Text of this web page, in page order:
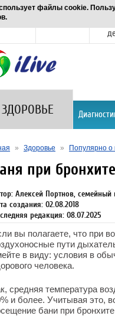
файлы cookie.
ЗДОРОВЬЕ
» Здоровье » Популярно о
при
Алексей Портнов, семейный
создания: 02.08.2018
редакция: 08.07.2025
вы полагаете, что при
пути
в виду: условия в
человека.
средняя температура
и более. Учитывая это,
бани при